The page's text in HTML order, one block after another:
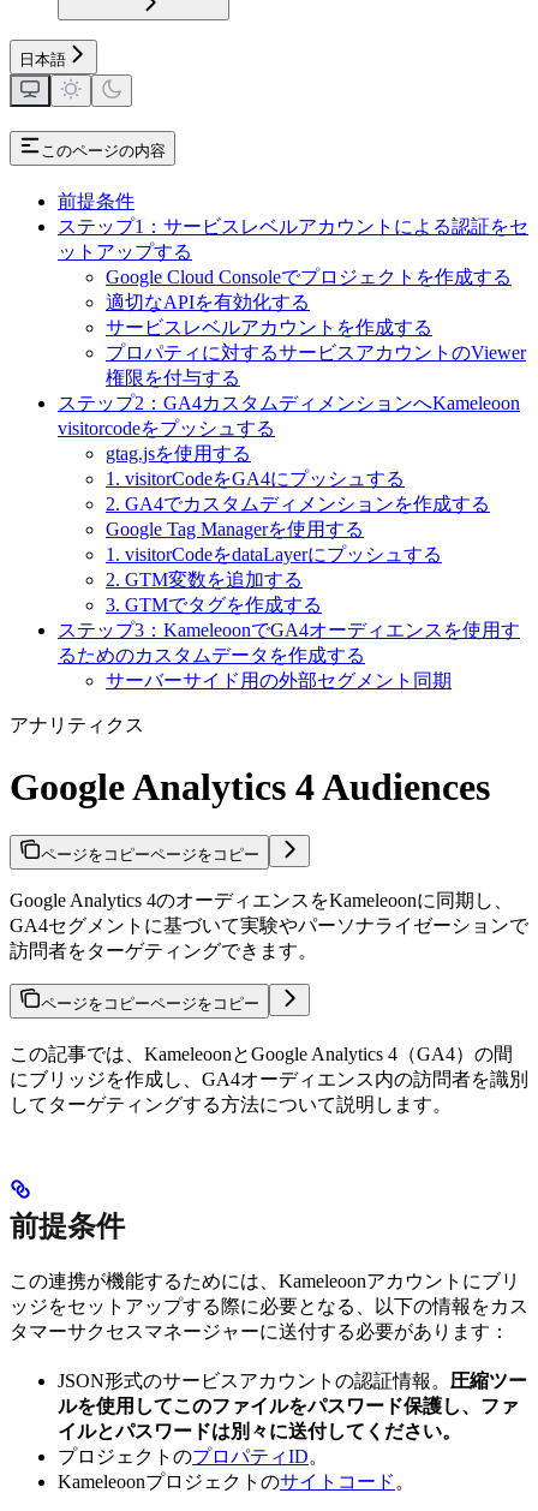
日本語
このページの内容
前提条件
ステップ1：サービスレベルアカウントによる認証をセ
ットアップする
Google Cloud Consoleでプロジェクトを作成する
適切なAPIを有効化する
サービスレベルアカウントを作成する
プロパティに対するサービスアカウントのViewer
権限を付与する
ステップ2：GA4カスタムディメンションへKameleoon
visitorcodeをプッシュする
gtag.jsを使用する
1. visitorCodeをGA4にプッシュする
2. GA4でカスタムディメンションを作成する
Google Tag Managerを使用する
1. visitorCodeをdataLayerにプッシュする
2. GTM変数を追加する
3. GTMでタグを作成する
ステップ3：KameleoonでGA4オーディエンスを使用す
るためのカスタムデータを作成する
サーバーサイド用の外部セグメント同期
アナリティクス
Google Analytics 4 Audiences
ページをコピーページをコピー
Google Analytics 4のオーディエンスをKameleoonに同期し、
GA4セグメントに基づいて実験やパーソナライゼーションで
訪問者をターゲティングできます。
ページをコピーページをコピー
この記事では、KameleoonとGoogle Analytics 4（GA4）の間
にブリッジを作成し、GA4オーディエンス内の訪問者を識別
してターゲティングする方法について説明します。
前提条件
この連携が機能するためには、Kameleoonアカウントにブリ
ッジをセットアップする際に必要となる、以下の情報をカス
タマーサクセスマネージャーに送付する必要があります：
JSON形式のサービスアカウントの認証情報。 圧縮ツー
ルを使用してこのファイルをパスワード保護し、ファ
イルとパスワードは別々に送付してください。
プロジェクトのプロパティID。
Kameleoonプロジェクトのサイトコード 。